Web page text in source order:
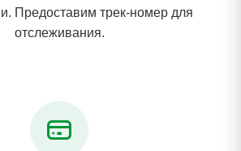
Предоставим трек-номер для
отслеживания.